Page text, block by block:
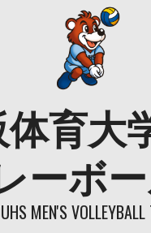
育大
ーボ
MEN'S